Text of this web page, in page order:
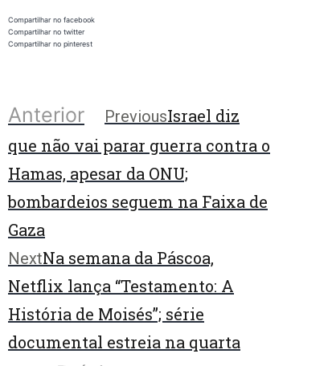
Compartilhar no facebook
Compartilhar no twitter
Compartilhar no pinterest
Anterior PreviousIsrael diz
que não vai parar guerra contra o
Hamas, apesar da ONU;
bombardeios seguem na Faixa de
Gaza
NextNa semana da Páscoa,
Netflix lança “Testamento: A
História de Moisés”; série
documental estreia na quarta